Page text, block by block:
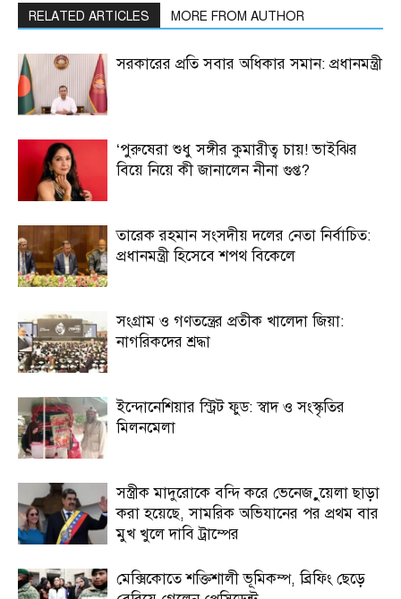
RELATED ARTICLES MORE FROM AUTHOR
সরকারের প্রতি সবার অধিকার সমান: প্রধানমন্ত্রী
‘পুরুষেরা শুধু সঙ্গীর কুমারীত্ব চায়! ভাইঝির
বিয়ে নিয়ে কী জানালেন নীনা গুপ্ত?
তারেক রহমান সংসদীয় দলের নেতা নির্বাচিত:
প্রধানমন্ত্রী হিসেবে শপথ বিকেলে
সংগ্রাম ও গণতন্ত্রের প্রতীক খালেদা জিয়া:
নাগরিকদের শ্রদ্ধা
ইন্দোনেশিয়ার স্ট্রিট ফুড: স্বাদ ও সংস্কৃতির
মিলনমেলা
সস্ত্রীক মাদুরোকে বন্দি করে ভেনেজ়ুয়েলা ছাড়া
করা হয়েছে, সামরিক অভিযানের পর প্রথম বার
মুখ খুলে দাবি ট্রাম্পের
মেক্সিকোতে শক্তিশালী ভূমিকম্প, ব্রিফিং ছেড়ে